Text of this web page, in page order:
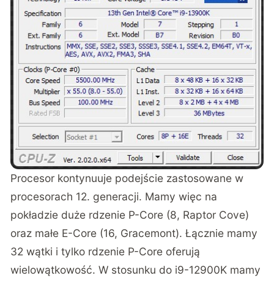
Procesor kontynuuje podejście zastosowane w
procesorach 12. generacji. Mamy więc na
pokładzie duże rdzenie P-Core (8, Raptor Cove)
oraz małe E-Core (16, Gracemont). Łącznie mamy
32 wątki i tylko rdzenie P-Core oferują
wielowątkowość. W stosunku do i9-12900K mamy